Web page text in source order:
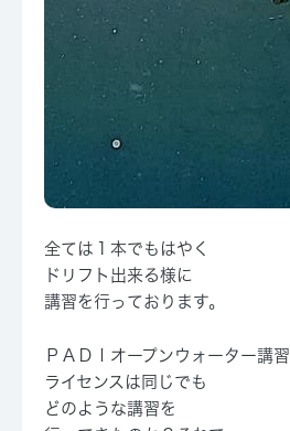
全ては１本でもはやく
ドリフト出来る様に
講習を行っております。
ＰＡＤＩオープンウォーター講習
ライセンスは同じでも
どのような講習を